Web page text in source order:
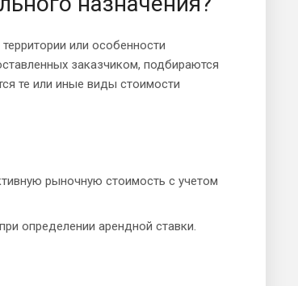
или особенности
заказчиком, подбираются
те или иные виды стоимости
рыночную стоимость с учетом
определении арендной ставки.